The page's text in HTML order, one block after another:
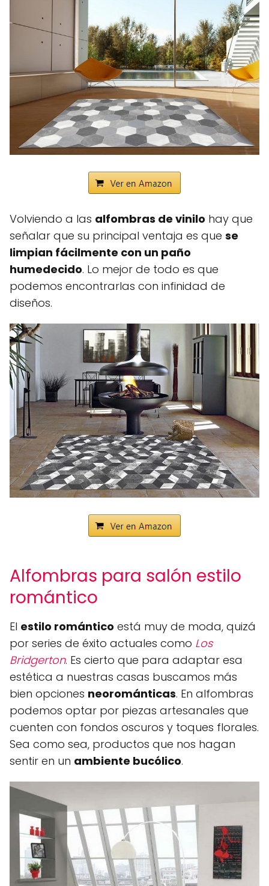
Volviendo a las alfombras de vinilo hay que
señalar que su principal ventaja es que se
limpian fácilmente con un paño
humedecido. Lo mejor de todo es que
podemos encontrarlas con infinidad de
diseños.
Alfombras para salón estilo
romántico
El estilo romántico está muy de moda, quizá
por series de éxito actuales como Los
Bridgerton. Es cierto que para adaptar esa
estética a nuestras casas buscamos más
bien opciones neorománticas. En alfombras
podemos optar por piezas artesanales que
cuenten con fondos oscuros y toques florales.
Sea como sea, productos que nos hagan
sentir en un ambiente bucólico.